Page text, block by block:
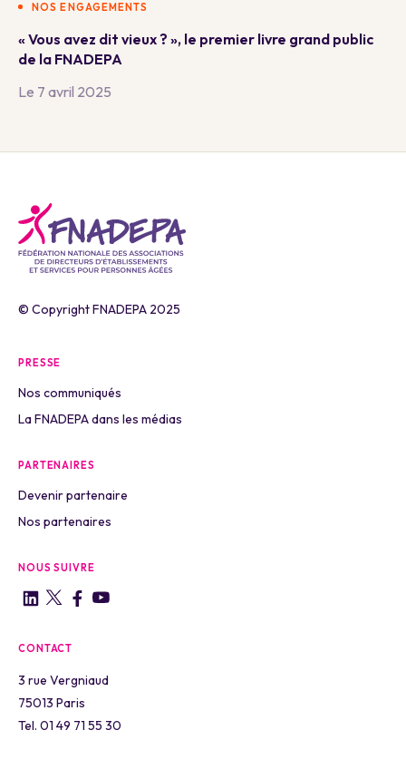
NOS ENGAGEMENTS
« Vous avez dit vieux ? », le premier livre grand public
de la FNADEPA
Le 7 avril 2025
© Copyright FNADEPA 2025
PRESSE
Nos communiqués
La FNADEPA dans les médias
PARTENAIRES
Devenir partenaire
Nos partenaires
NOUS SUIVRE
CONTACT
3 rue Vergniaud
75013 Paris
Tel. 01 49 71 55 30